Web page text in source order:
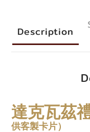
Description
達克瓦茲
供客製卡片）